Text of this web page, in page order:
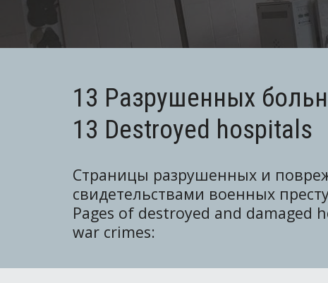
13 Разрушенных
13 Destroyed hospitals
Страницы разрушенных и
свидетельствами военных
Pages of destroyed and damaged
war crimes: